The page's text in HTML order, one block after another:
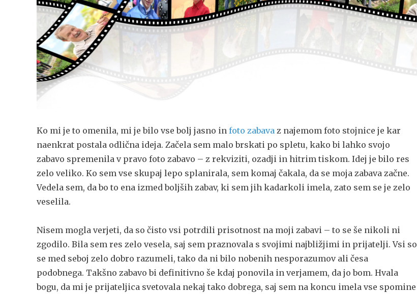
Ko mi je to omenila, mi je bilo vse bolj jasno in foto zabava z najemom foto stojnice je kar
naenkrat postala odlična ideja. Začela sem malo brskati po spletu, kako bi lahko svojo
zabavo spremenila v pravo foto zabavo – z rekviziti, ozadji in hitrim tiskom. Idej je bilo res
zelo veliko. Ko sem vse skupaj lepo splanirala, sem komaj čakala, da se moja zabava začne.
Vedela sem, da bo to ena izmed boljših zabav, ki sem jih kadarkoli imela, zato sem se je zelo
veselila.
Nisem mogla verjeti, da so čisto vsi potrdili prisotnost na moji zabavi – to se še nikoli ni
zgodilo. Bila sem res zelo vesela, saj sem praznovala s svojimi najbližjimi in prijatelji. Vsi so
se med seboj zelo dobro razumeli, tako da ni bilo nobenih nesporazumov ali česa
podobnega. Takšno zabavo bi definitivno še kdaj ponovila in verjamem, da jo bom. Hvala
bogu, da mi je prijateljica svetovala nekaj tako dobrega, saj sem na koncu imela vse spomine